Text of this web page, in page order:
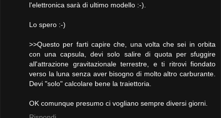
l'elettronica sarà di ultimo modello :-).
Lo spero :-)
>>Questo per farti capire che, una volta che sei in orbita
con una capsula, devi solo salire di quota per sfuggire
all'attrazione gravitazionale terrestre, e ti ritrovi fiondato
verso la luna senza aver bisogno di molto altro carburante.
Devi "solo" calcolare bene la traiettoria.
OK comunque presumo ci vogliano sempre diversi giorni.